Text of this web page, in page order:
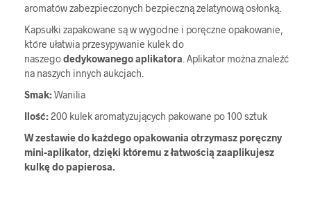
aromatów zabezpieczonych bezpieczną żelatynową osłonką.
Kapsułki zapakowane są w wygodne i poręczne opakowanie,
które ułatwia przesypywanie kulek do
naszegodedykowanego aplikatora . Aplikator można znaleźć
na naszych innych aukcjach.
Smak:Wanilia
Ilość:200 kulek aromatyzujących pakowane po 100 sztuk
W zestawie do każdego opakowania otrzymasz poręczny
mini-aplikator, dzięki któremu z łatwością zaaplikujesz
kulkę do papierosa.